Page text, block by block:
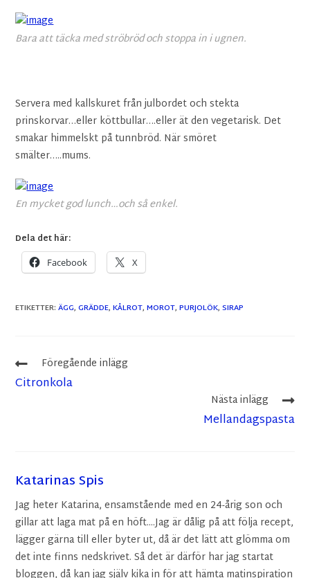
Bara att täcka med ströbröd och stoppa in i ugnen.
Servera med kallskuret från julbordet och stekta
prinskorvar…eller köttbullar….eller ät den vegetarisk. Det
smakar himmelskt på tunnbröd. När smöret
smälter…..mums.
En mycket god lunch…och så enkel.
Dela det här:
Facebook X
ETIKETTER:ÄGG, GRÄDDE, KÅLROT, MOROT, PURJOLÖK, SIRAP
Föregående inlägg
Citronkola
Nästa inlägg
Mellandagspasta
Katarinas Spis
Jag heter Katarina, ensamstående med en 24-årig son och
gillar att laga mat på en höft....Jag är dålig på att följa recept,
lägger gärna till eller byter ut, då är det lätt att glömma om
det inte finns nedskrivet. Så det är därför har jag startat